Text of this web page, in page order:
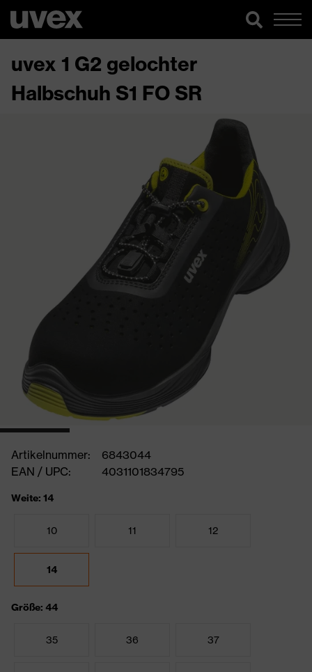
uvex 1 G2 gelochter
Halbschuh S1 FO SR
Artikelnummer:
6843044
EAN / UPC:
4031101834795
Weite: 14
10 11 12
14
Größe: 44
35 36 37